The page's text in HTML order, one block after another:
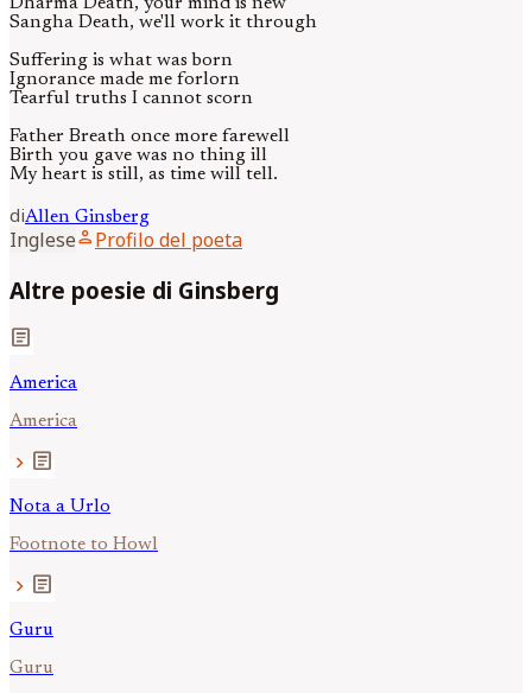
Sangha Death, we'll work it through
Suffering is what was born
Ignorance made me forlorn
Tearful truths I cannot scorn
Father Breath once more farewell
Birth you gave was no thing ill
My heart is still, as time will tell.
diAllen Ginsberg
Ingleseperson Profilo del poeta
Altre poesie di Ginsberg
article
America
America
chevron_right article
Nota a Urlo
Footnote to Howl
chevron_right article
Guru
Guru